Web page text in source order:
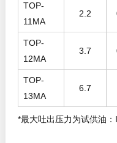
TOP-
11MA
2.2
TOP-
12MA
3.7
TOP-
13MA
6.7
*最大吐出压力为试供油